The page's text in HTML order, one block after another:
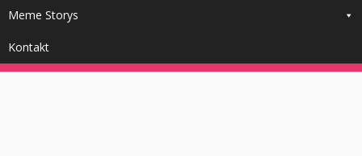
Meme Storys
Kontakt